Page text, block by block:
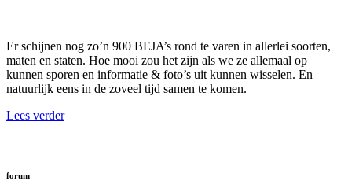
Er schijnen nog zo’n 900 BEJA’s rond te varen in allerlei soorten,
maten en staten. Hoe mooi zou het zijn als we ze allemaal op
kunnen sporen en informatie & foto’s uit kunnen wisselen. En
natuurlijk eens in de zoveel tijd samen te komen.
Lees verder
forum